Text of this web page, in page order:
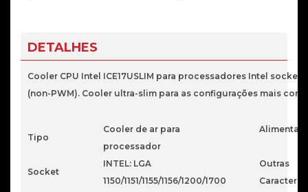
1700/1200/115X
BASE
COBRE
DETALHES
Cooler CPU Intel ICE17USLIM para processadores Intel socket
(non-PWM). Cooler ultra-slim para as configurações mais
Tipo
Cooler de ar para
processador
Socket
INTEL: LGA
1150/1151/1155/1156/1200/1700
Outras